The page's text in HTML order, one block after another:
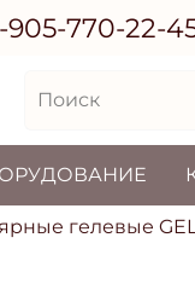
905-770-22-
гелевые